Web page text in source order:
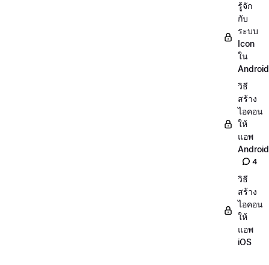
รู้จัก
กับ
ระบบ
Icon
ใน
Android
วิธี
สร้าง
ไอคอน
ให้
แอพ
Android
4
วิธี
สร้าง
ไอคอน
ให้
แอพ
iOS